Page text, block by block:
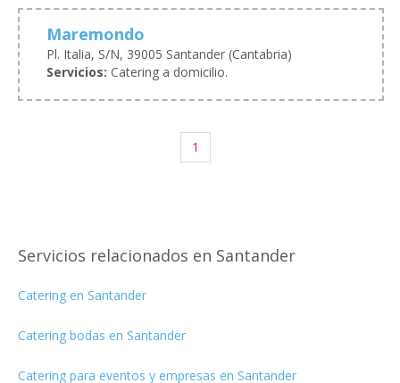
Maremondo
Pl. Italia, S/N, 39005 Santander (Cantabria)
Servicios: Catering a domicilio.
1
Servicios relacionados en Santander
Catering en Santander
Catering bodas en Santander
Catering para eventos y empresas en Santander